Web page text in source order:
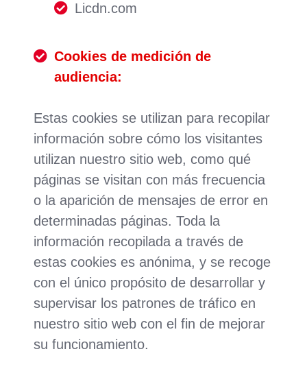
Licdn.com
Cookies de medición de
audiencia:
Estas cookies se utilizan para recopilar
información sobre cómo los visitantes
utilizan nuestro sitio web, como qué
páginas se visitan con más frecuencia
o la aparición de mensajes de error en
determinadas páginas. Toda la
información recopilada a través de
estas cookies es anónima, y se recoge
con el único propósito de desarrollar y
supervisar los patrones de tráfico en
nuestro sitio web con el fin de mejorar
su funcionamiento.